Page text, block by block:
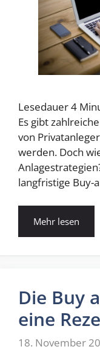
Lesedauer4
Es gibt
von
werden. Doch
langfristige Buy-
Mehr lesen
Die Buy
eine
18. November